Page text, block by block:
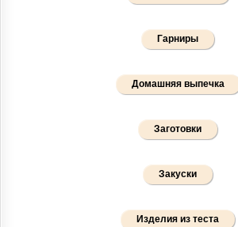
Гарниры
Домашняя выпечка
Заготовки
Закуски
Изделия из теста